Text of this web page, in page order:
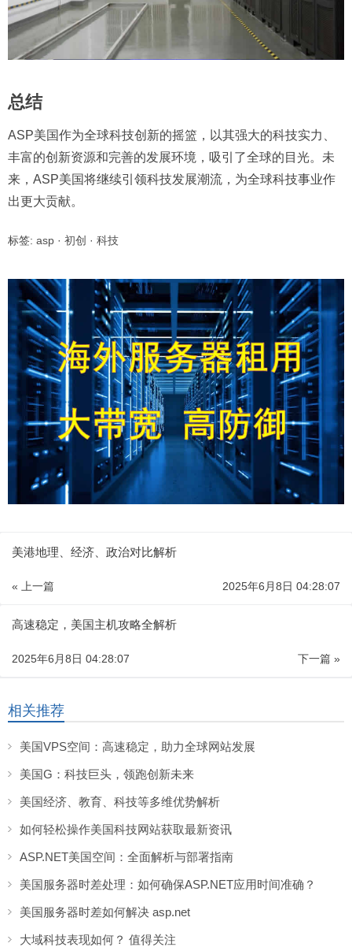
总结
ASP美国作为全球科技创新的摇篮，以其强大的科技实力、
丰富的创新资源和完善的发展环境，吸引了全球的目光。未
来，ASP美国将继续引领科技发展潮流，为全球科技事业作
出更大贡献。
标签: asp · 初创 · 科技
美港地理、经济、政治对比解析
« 上一篇 2025年6月8日 04:28:07
高速稳定，美国主机攻略全解析
下一篇 »
2025年6月8日 04:28:07
相关推荐
美国VPS空间：高速稳定，助力全球网站发展
美国G：科技巨头，领跑创新未来
美国经济、教育、科技等多维优势解析
如何轻松操作美国科技网站获取最新资讯
ASP.NET美国空间：全面解析与部署指南
美国服务器时差处理：如何确保ASP.NET应用时间准确？
美国服务器时差如何解决 asp.net
大域科技表现如何？ 值得关注